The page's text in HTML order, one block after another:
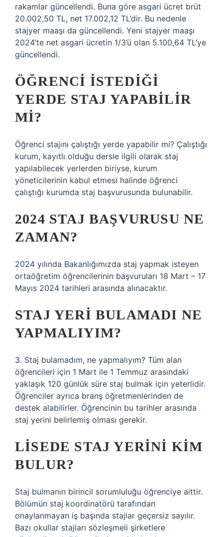
rakamlar güncellendi. Buna göre asgari ücret brüt
20.002,50 TL, net 17.002,12 TL’dir. Bu nedenle
stajyer maaşı da güncellendi. Yeni stajyer maaşı
2024’te net asgari ücretin 1/3’ü olan 5.100,64 TL’ye
güncellendi.
ÖĞRENCI ISTEDIĞI
YERDE STAJ YAPABILIR
MI?
Öğrenci stajını çalıştığı yerde yapabilir mi? Çalıştığı
kurum, kayıtlı olduğu dersle ilgili olarak staj
yapılabilecek yerlerden biriyse, kurum
yöneticilerinin kabul etmesi halinde öğrenci
çalıştığı kurumda staj başvurusunda bulunabilir.
2024 STAJ BAŞVURUSU NE
ZAMAN?
2024 yılında Bakanlığımızda staj yapmak isteyen
ortaöğretim öğrencilerinin başvuruları 18 Mart – 17
Mayıs 2024 tarihleri ​​arasında alınacaktır.
STAJ YERI BULAMADI NE
YAPMALIYIM?
3. Staj bulamadım, ne yapmalıyım? Tüm alan
öğrencileri için 1 Mart ile 1 Temmuz arasındaki
yaklaşık 120 günlük süre staj bulmak için yeterlidir.
Öğrenciler ayrıca branş öğretmenlerinden de
destek alabilirler. Öğrencinin bu tarihler arasında
staj yerini belirlemiş olması gerekir.
LISEDE STAJ YERINI KIM
BULUR?
Staj bulmanın birincil sorumluluğu öğrenciye aittir.
Bölümün staj koordinatörü tarafından
onaylanmayan iş başında stajlar geçersiz sayılır.
Bazı okullar stajları sözleşmeli şirketlere